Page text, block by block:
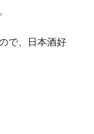
で、日本酒好